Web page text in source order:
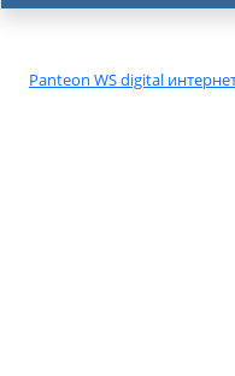
Panteon WS digital